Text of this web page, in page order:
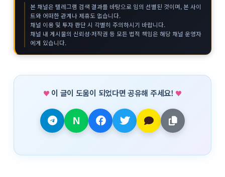
본 채널은 텔레그램 검색 결과를 바탕으로 임의 선별된 것이며, 본 사이
트와 어떠한 관계나 제휴도 없습니다.
채널 이용 및 투자 판단 시 각별히 주의하시기 바랍니다.
채널 내 게시물의 신뢰성·저작권 등 모든 법적 책임은 해당 채널 운영자
에게 있습니다.
이 글이 도움이 되었다면 공유해 주세요!